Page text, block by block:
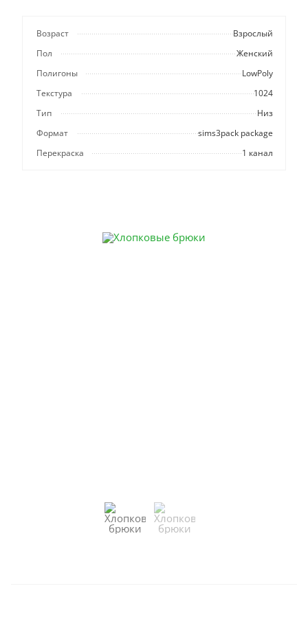
Возраст
Взрослый
Пол
Женский
Полигоны
LowPoly
Текстура
1024
Тип
Низ
Формат
sims3pack package
Перекраска
1 канал